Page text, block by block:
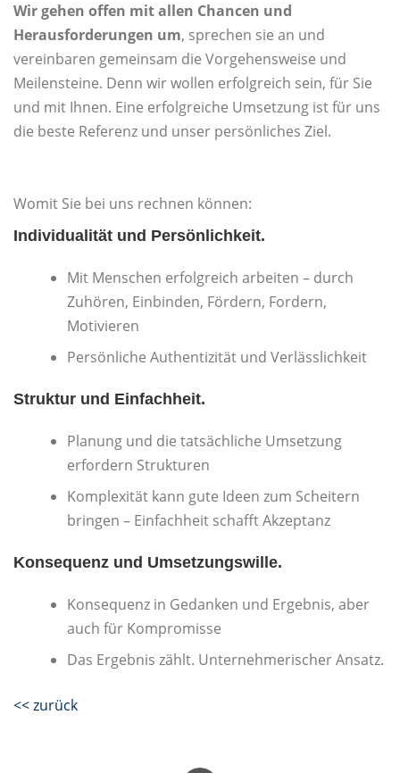
Wir gehen offen mit allen Chancen und
Herausforderungen um, sprechen sie an und
vereinbaren gemeinsam die Vorgehensweise und
Meilensteine. Denn wir wollen erfolgreich sein, für Sie
und mit Ihnen. Eine erfolgreiche Umsetzung ist für uns
die beste Referenz und unser persönliches Ziel.
Womit Sie bei uns rechnen können:
Individualität und Persönlichkeit.
Mit Menschen erfolgreich arbeiten – durch
Zuhören, Einbinden, Fördern, Fordern,
Motivieren
Persönliche Authentizität und Verlässlichkeit
Struktur und Einfachheit.
Planung und die tatsächliche Umsetzung
erfordern Strukturen
Komplexität kann gute Ideen zum Scheitern
bringen – Einfachheit schafft Akzeptanz
Konsequenz und Umsetzungswille.
Konsequenz in Gedanken und Ergebnis, aber
auch für Kompromisse
Das Ergebnis zählt. Unternehmerischer Ansatz.
<< zurück